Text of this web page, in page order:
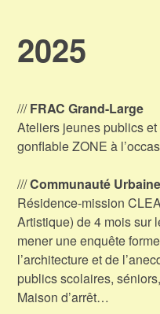
2025
///FRAC Grand-Large
Ateliers jeunes publics
gonflable ZONE à
///Communauté
Résidence-mission
Artistique) de 4 mois sur
mener une enquête
l’architecture et de
publics scolaires,
Maison d’arrêt…